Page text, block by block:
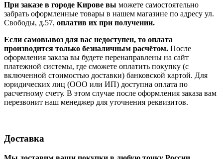
При заказе в городе Кирове вы можете самостоятельно
забрать оформленные товары в нашем магазине по адресу ул.
Свободы, д.57, оплатив их при получении.
Если самовывоз для вас недоступен, то оплата
производится только безналичным расчётом. После
оформления заказа вы будете перенаправлены на сайт
платежной системы, где сможете оплатить покупку (с
включенной стоимостью доставки) банковской картой. Для
юридических лиц (ООО или ИП) доступна оплата по
расчетному счету. В этом случае после оформления заказа вам
перезвонит наш менеджер для уточнения реквизитов.
Доставка